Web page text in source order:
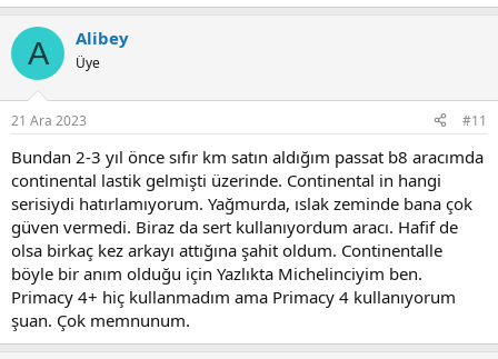
1 cm kayma yapmaz. Seçim sizin.
A Alibey
Üye
21 Ara 2023 #11
Bundan 2-3 yıl önce sıfır km satın aldığım passat b8 aracımda
continental lastik gelmişti üzerinde. Continental in hangi
serisiydi hatırlamıyorum. Yağmurda, ıslak zeminde bana çok
güven vermedi. Biraz da sert kullanıyordum aracı. Hafif de
olsa birkaç kez arkayı attığına şahit oldum. Continentalle
böyle bir anım olduğu için Yazlıkta Michelinciyim ben.
Primacy 4+ hiç kullanmadım ama Primacy 4 kullanıyorum
şuan. Çok memnunum.